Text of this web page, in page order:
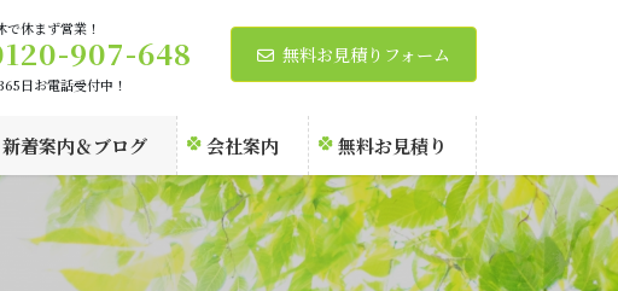
で休まず営業！
907-648
日お電話受付中！
無料お見積りフォーム
新着案内＆ブログ 会社案内 無料お見積り